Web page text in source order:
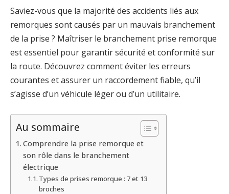
Saviez-vous que la majorité des accidents liés aux
remorques sont causés par un mauvais branchement
de la prise ? Maîtriser le branchement prise remorque
est essentiel pour garantir sécurité et conformité sur
la route. Découvrez comment éviter les erreurs
courantes et assurer un raccordement fiable, qu’il
s’agisse d’un véhicule léger ou d’un utilitaire.
Au sommaire
Comprendre la prise remorque et
son rôle dans le branchement
électrique
Types de prises remorque : 7 et 13
broches